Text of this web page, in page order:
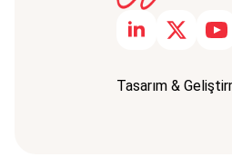
Tasarım &